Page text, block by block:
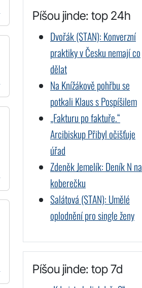
Píšou jinde: top 24h
Dvořák (STAN): Konverzní
praktiky v Česku nemají co
dělat
Na Knížákově pohřbu se
potkali Klaus s Pospíšilem
„Fakturu po faktuře.“
Arcibiskup Přibyl očišťuje
úřad
Zdeněk Jemelík: Deník N na
koberečku
Salátová (STAN): Umělé
oplodnění pro single ženy
Píšou jinde: top 7d